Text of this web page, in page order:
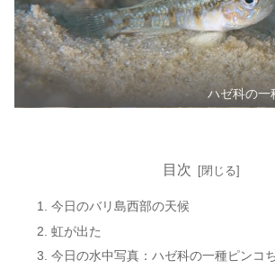
ハゼ科の一
目次
今日のバリ島西部の天候
虹が出た
今日の水中写真：ハゼ科の一種ピンコ